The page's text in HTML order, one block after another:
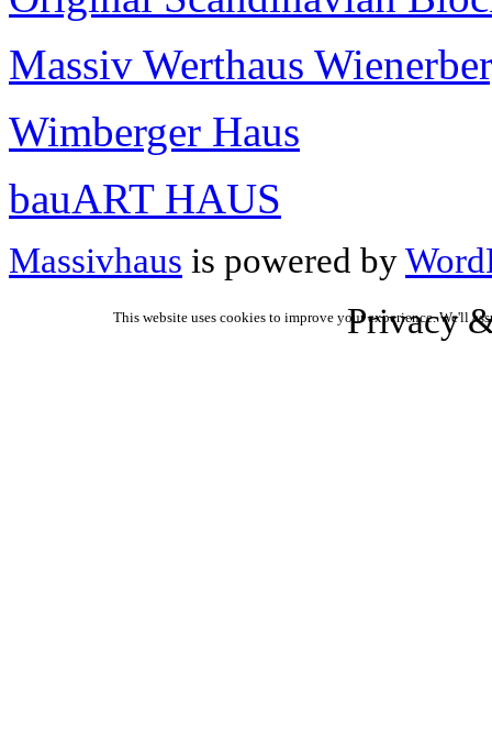
Massiv Werthaus
Wimberger Haus
bauART HAUS
Massivhaus is powered by
This website uses cookies to improve your experience. We'll
Privacy